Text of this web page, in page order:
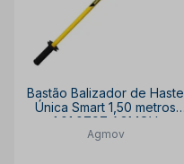
Bastão Balizador de Haste
Única Smart 1,50 metros
1.01.0797 AGMOV
Agmov